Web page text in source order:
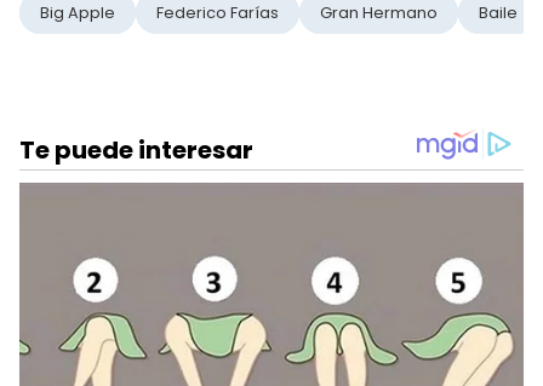
Big Apple Federico Farías Gran Hermano Baile